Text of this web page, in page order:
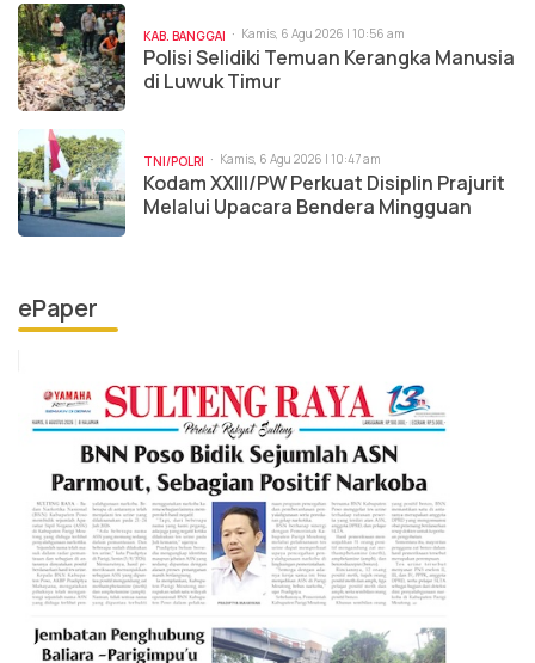
KAB. BANGGAI Kamis, 6 Agu 2026 | 10:56 am
Polisi Selidiki Temuan Kerangka Manusia
di Luwuk Timur
TNI/POLRI Kamis, 6 Agu 2026 | 10:47 am
Kodam XXIII/PW Perkuat Disiplin Prajurit
Melalui Upacara Bendera Mingguan
ePaper